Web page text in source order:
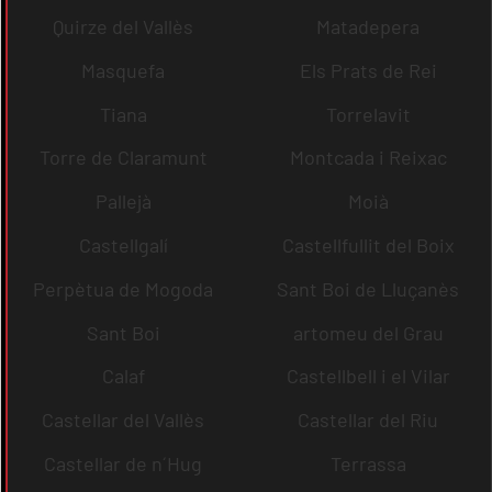
Quirze del Vallès
Matadepera
Masquefa
Els Prats de Rei
Tiana
Torrelavit
Torre de Claramunt
Montcada i Reixac
Pallejà
Moià
Castellgalí
Castellfullit del Boix
Perpètua de Mogoda
Sant Boi de Lluçanès
Sant Boi
artomeu del Grau
Calaf
Castellbell i el Vilar
Castellar del Vallès
Castellar del Riu
Castellar de n´Hug
Terrassa